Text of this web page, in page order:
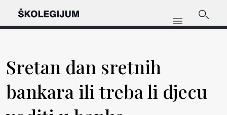
Sretan dan sretnih
bankara ili treba li djecu